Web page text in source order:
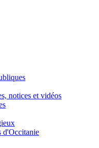
notices et vidéos
d'Occitanie